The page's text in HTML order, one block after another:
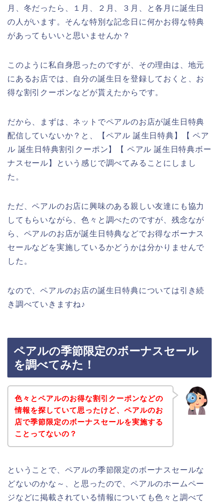
月、冬だったら、１月、２月、３月、と各月に誕生日
の人がいます。そんな特別な記念日に何かお得な特典
があってもいいと思いませんか？
このように私自身思ったのですが、その理由は、地元
にあるお店では、自分の誕生日を登録しておくと、お
得な割引クーポンなどが貰えたからです。
だから、まずは、ネットでペアルのお店が誕生日特典
配信していないか？と、【ペアル 誕生日特典】【 ペア
ル 誕生日特典割引クーポン】【 ペアル 誕生日特典ボー
ナスセール】という感じで調べてみることにしまし
た。
ただ、ペアルのお店に興味のある親しい友達にも協力
してもらいながら、色々と調べたのですが、残念なが
ら、ペアルのお店が誕生日特典などでお得なボーナス
セールなどを実施しているかどうかは分かりませんで
した。
なので、ペアルのお店の誕生日特典については引き続
き調べていきますね♪
ペアルの季節限定のボーナスセール
を調べてみた！
色々とペアルのお得な割引クーポンなどの
情報を探していて思ったけど、ペアルのお
店で季節限定のボーナスセールを実施する
ことってないの？
ということで、ペアルの季節限定のボーナスセールな
どないのかな～、と思ったので、ペアルのホームペー
ジなどに掲載されている情報についても色々と調べて